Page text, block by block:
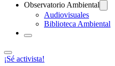
Observatorio Ambiental
Audiovisuales
Biblioteca Ambiental
¡Sé activista!